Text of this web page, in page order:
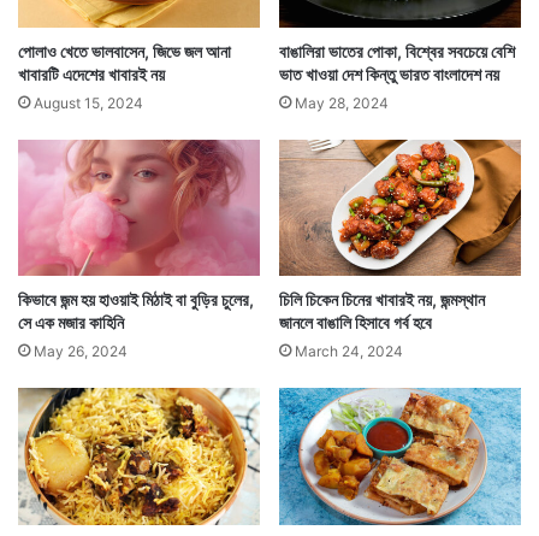
অবশ্য রাজমাকে এখন নানাভাবে রান্না করা হয়। দেশের এক এক
প্রান্তে আবার এক এক রকমভাবে রাজমা রান্নার পদ্ধতি
প্রচলিত। এভাবেই একসময় রাজমা আম ভারতীয়ের হেঁশেলের,
প্রাত্যহিক জীবনের পেট ভরানো সুস্বাদু খাবার হয়ে উঠেছে।
পোলাও খেতে ভালবাসেন, জিভে জল আনা
খাবারটি এদেশের খাবারই নয়
August 15, 2024
বাঙালিরা ভাতের পোকা, বিশ্বের সবচেয়ে বেশি
ভাত খাওয়া দেশ কিন্তু ভারত বাংলাদেশ নয়
May 28, 2024
কিভাবে জন্ম হয় হাওয়াই মিঠাই বা বুড়ির চুলের,
সে এক মজার কাহিনি
May 26, 2024
চিলি চিকেন চিনের খাবারই নয়, জন্মস্থান
জানলে বাঙালি হিসাবে গর্ব হবে
March 24, 2024